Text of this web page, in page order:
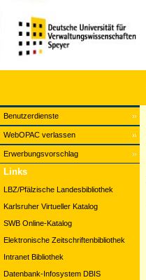
Benutzerdienste
WebOPAC verlassen
Erwerbungsvorschlag
Links
LBZ/Pfälzische Landesbibliothek
Karlsruher Virtueller Katalog
SWB Online-Katalog
Elektronische Zeitschriftenbibliothek
Intranet Bibliothek
Datenbank-Infosystem DBIS